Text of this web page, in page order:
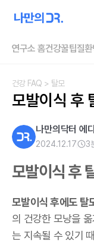
연구소 홈건강꿀팁질
건강 FAQ > 탈모
모발이식 후
나만의닥터 에
2024.12.17 3
모발이식 후
모발이식 후에도 탈
의 건강한 모낭을
는 지속될 수 있기